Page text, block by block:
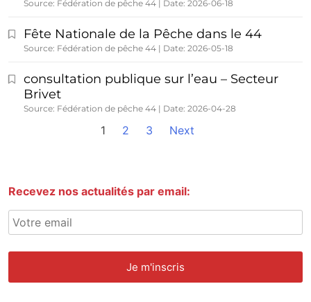
Source: Fédération de pêche 44 Date: 2026-06-18
Fête Nationale de la Pêche dans le 44
Source: Fédération de pêche 44 Date: 2026-05-18
consultation publique sur l’eau – Secteur
Brivet
Source: Fédération de pêche 44 Date: 2026-04-28
1 2 3 Next
Recevez nos actualités par email: